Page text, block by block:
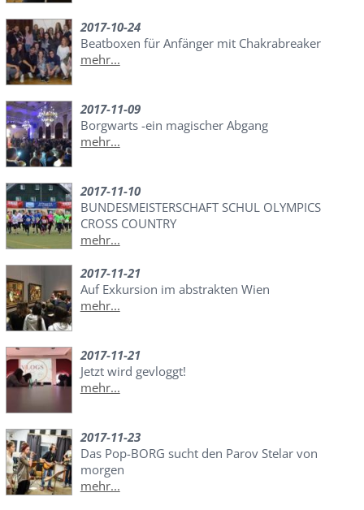
2017-10-24
Beatboxen für Anfänger mit Chakrabreaker
mehr...
2017-11-09
Borgwarts -ein magischer Abgang
mehr...
2017-11-10
BUNDESMEISTERSCHAFT SCHUL OLYMPICS
CROSS COUNTRY
mehr...
2017-11-21
Auf Exkursion im abstrakten Wien
mehr...
2017-11-21
Jetzt wird gevloggt!
mehr...
2017-11-23
Das Pop-BORG sucht den Parov Stelar von
morgen
mehr...